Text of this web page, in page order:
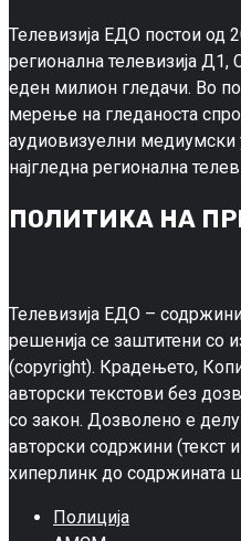
Телевизија ЕДО постои од
регионална телевизија Д1,
еден милион гледачи. Во
мерење на гледаноста
аудиовизуелни медиумски
најгледна регионална
ПОЛИТИКА НА
Телевизија ЕДО –
решенија се заштитени со
(copyright). Крадењето,
авторски текстови без
со закон. Дозволено е
авторски содржини (текст
хиперлинк до содржината
Полиција